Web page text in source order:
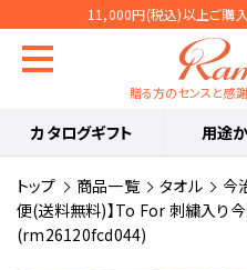
11,000円(税込)以上ご購入
贈る方のセンスと感
カタログギフト 用途
トップ 商品一覧 タオル 今
便(送料無料)】To For 刺繍入り今
(rm26120fcd044)